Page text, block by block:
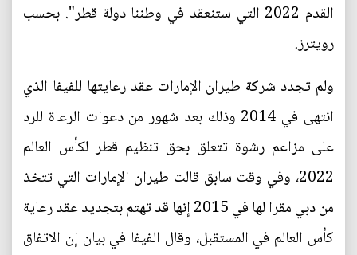
القدم 2022 التي ستنعقد في وطننا دولة قطر". بحسب
رويترز.
ولم تجدد شركة طيران الإمارات عقد رعايتها للفيفا الذي
انتهى في 2014 وذلك بعد شهور من دعوات الرعاة للرد
على مزاعم رشوة تتعلق بحق تنظيم قطر لكأس العالم
2022، وفي وقت سابق قالت طيران الإمارات التي تتخذ
من دبي مقرا لها في 2015 إنها قد تهتم بتجديد عقد رعاية
كأس العالم في المستقبل، وقال الفيفا في بيان إن الاتفاق